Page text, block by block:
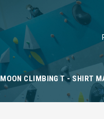
MOON CLIMBING T - SHIRT